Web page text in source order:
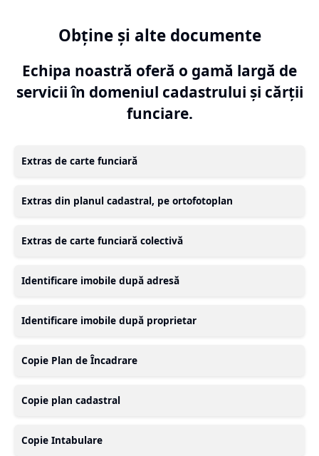
Obține și alte documente
Echipa noastră oferă o gamă largă de
servicii în domeniul cadastrului și cărții
funciare.
Extras de carte funciară
Extras din planul cadastral, pe ortofotoplan
Extras de carte funciară colectivă
Identificare imobile după adresă
Identificare imobile după proprietar
Copie Plan de Încadrare
Copie plan cadastral
Copie Intabulare